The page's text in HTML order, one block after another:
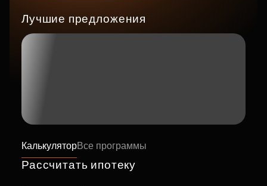
Лучшие предложения
КалькуляторВсе программы
Рассчитать ипотеку